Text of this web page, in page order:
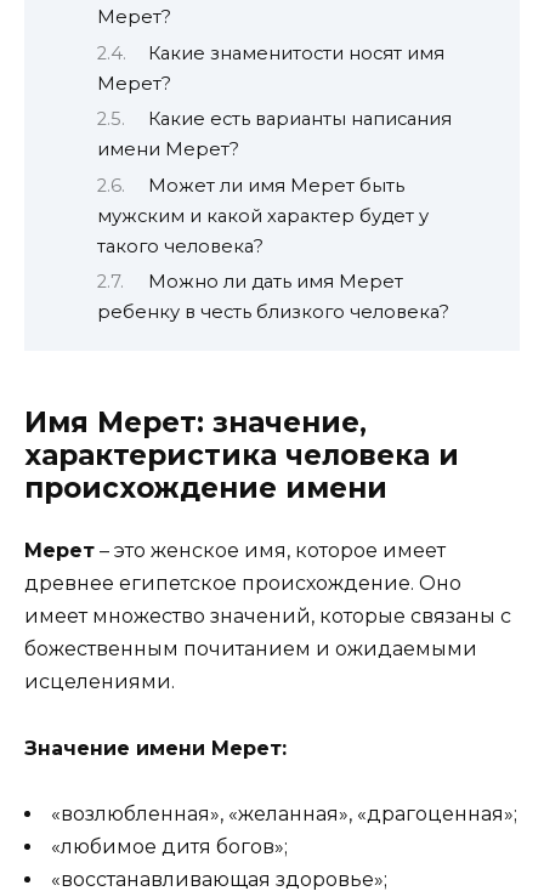
Мерет?
Какие знаменитости носят имя
Мерет?
Какие есть варианты написания
имени Мерет?
Может ли имя Мерет быть
мужским и какой характер будет у
такого человека?
Можно ли дать имя Мерет
ребенку в честь близкого человека?
Имя Мерет: значение,
характеристика человека и
происхождение имени
Мерет – это женское имя, которое имеет
древнее египетское происхождение. Оно
имеет множество значений, которые связаны с
божественным почитанием и ожидаемыми
исцелениями.
Значение имени Мерет:
«возлюбленная», «желанная», «драгоценная»;
«любимое дитя богов»;
«восстанавливающая здоровье»;